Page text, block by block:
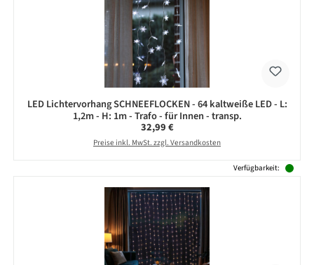
LED Lichtervorhang SCHNEEFLOCKEN - 64 kaltweiße LED - L:
1,2m - H: 1m - Trafo - für Innen - transp.
Regulärer Preis:
32,99 €
Preise inkl. MwSt. zzgl. Versandkosten
Verfügbarkeit: